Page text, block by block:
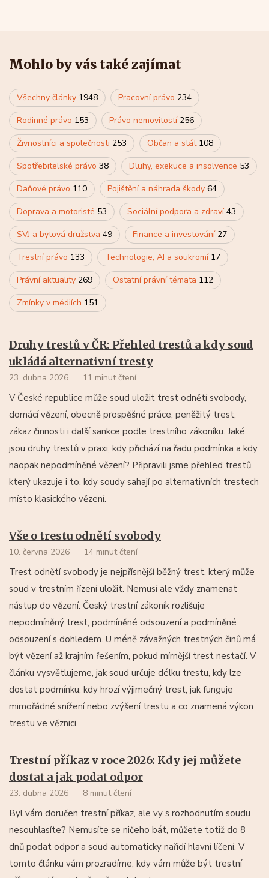
Mohlo by vás také zajímat
Všechny články 1948 Pracovní právo 234
Rodinné právo 153 Právo nemovitostí 256
Živnostníci a společnosti 253 Občan a stát 108
Spotřebitelské právo 38 Dluhy, exekuce a insolvence 53
Daňové právo 110 Pojištění a náhrada škody 64
Doprava a motoristé 53 Sociální podpora a zdraví43
SVJ a bytová družstva 49 Finance a investování 27
Trestní právo 133 Technologie, AI a soukromí 17
Právní aktuality 269 Ostatní právní témata 112
Zmínky v médiích 151
Druhy trestů v ČR: Přehled trestů a kdy soud
ukládá alternativní tresty
23. dubna 2026 11 minut čtení
V České republice může soud uložit trest odnětí svobody,
domácí vězení, obecně prospěšné práce, peněžitý trest,
zákaz činnosti i další sankce podle trestního zákoníku. Jaké
jsou druhy trestů v praxi, kdy přichází na řadu podmínka a kdy
naopak nepodmíněné vězení? Připravili jsme přehled trestů,
který ukazuje i to, kdy soudy sahají po alternativních trestech
místo klasického vězení.
Vše o trestu odnětí svobody
10. června 2026 14 minut čtení
Trest odnětí svobody je nejpřísnější běžný trest, který může
soud v trestním řízení uložit. Nemusí ale vždy znamenat
nástup do vězení. Český trestní zákoník rozlišuje
nepodmíněný trest, podmíněné odsouzení a podmíněné
odsouzení s dohledem. U méně závažných trestných činů má
být vězení až krajním řešením, pokud mírnější trest nestačí. V
článku vysvětlujeme, jak soud určuje délku trestu, kdy lze
dostat podmínku, kdy hrozí výjimečný trest, jak funguje
mimořádné snížení nebo zvýšení trestu a co znamená výkon
trestu ve věznici.
Trestní příkaz v roce 2026: Kdy jej můžete
dostat a jak podat odpor
23. dubna 2026 8 minut čtení
Byl vám doručen trestní příkaz, ale vy s rozhodnutím soudu
nesouhlasíte? Nemusíte se ničeho bát, můžete totiž do 8
dnů podat odpor a soud automaticky nařídí hlavní líčení. V
tomto článku vám prozradíme, kdy vám může být trestní